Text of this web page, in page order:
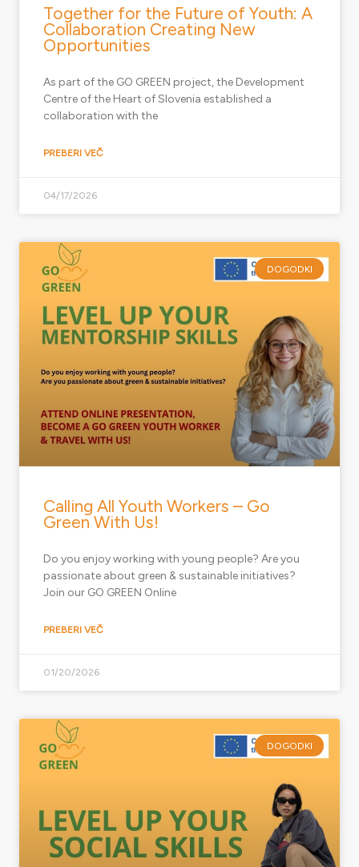
Together for the Future of Youth: A
Collaboration Creating New
Opportunities
As part of the GO GREEN project, the Development
Centre of the Heart of Slovenia established a
collaboration with the
PREBERI VEČ
04/17/2026
DOGODKI
Calling All Youth Workers – Go
Green With Us!
Do you enjoy working with young people? Are you
passionate about green & sustainable initiatives?
Join our GO GREEN Online
PREBERI VEČ
01/20/2026
DOGODKI